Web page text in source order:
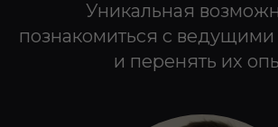
Уникальная
познакомиться с ведущими
и перенять их